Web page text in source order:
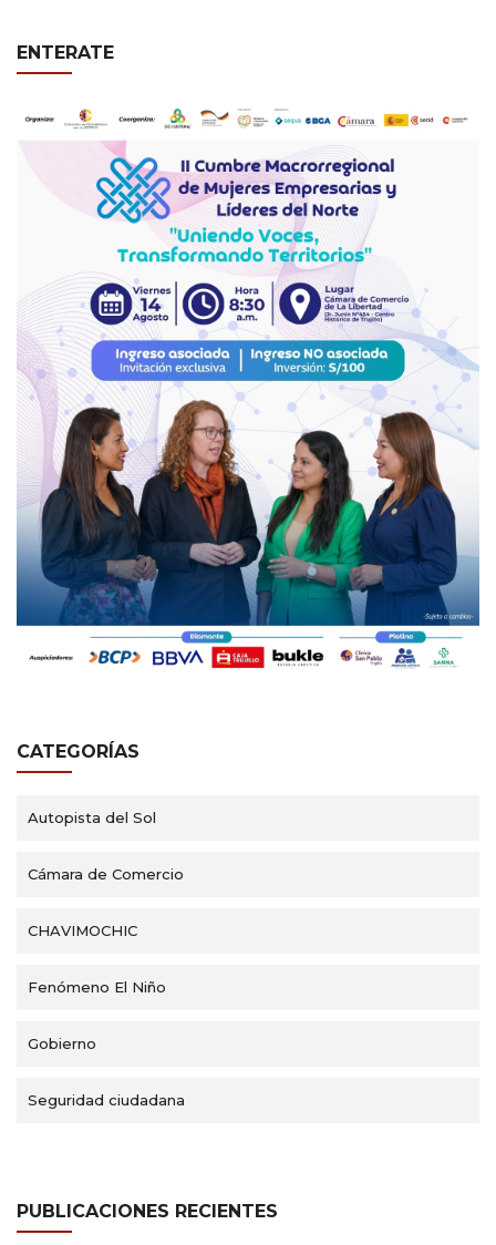
ENTERATE
CATEGORÍAS
Autopista del Sol
Cámara de Comercio
CHAVIMOCHIC
Fenómeno El Niño
Gobierno
Seguridad ciudadana
PUBLICACIONES RECIENTES